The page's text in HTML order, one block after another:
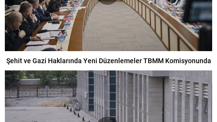
Şehit ve Gazi Haklarında Yeni Düzenlemeler TBMM Komisyonunda